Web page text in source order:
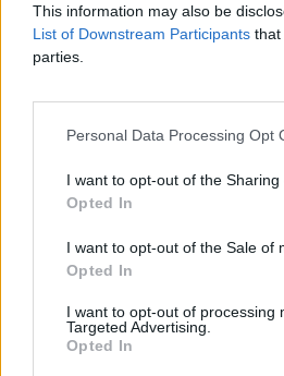
This information may also be
List of Downstream Participants that
parties.
Personal Data Processing Opt
I want to opt-out of the Sharing
Opted In
I want to opt-out of the Sale of
Opted In
I want to opt-out of processing
Targeted Advertising.
Opted In
Prokuratura zabezpieczyła
Świrskiego. Chodzi o
– byłego prezesa Krajowej Rady
drugiego podejrzanego, Cezarego J.
Tomasz Pałasz
Dzisiaj 12:38
Reklama
Reklama